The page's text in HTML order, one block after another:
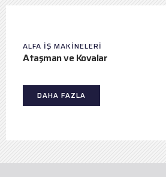
ALFA IŞ MAKINELERI
Ataşman ve Kovalar
DAHA FAZLA